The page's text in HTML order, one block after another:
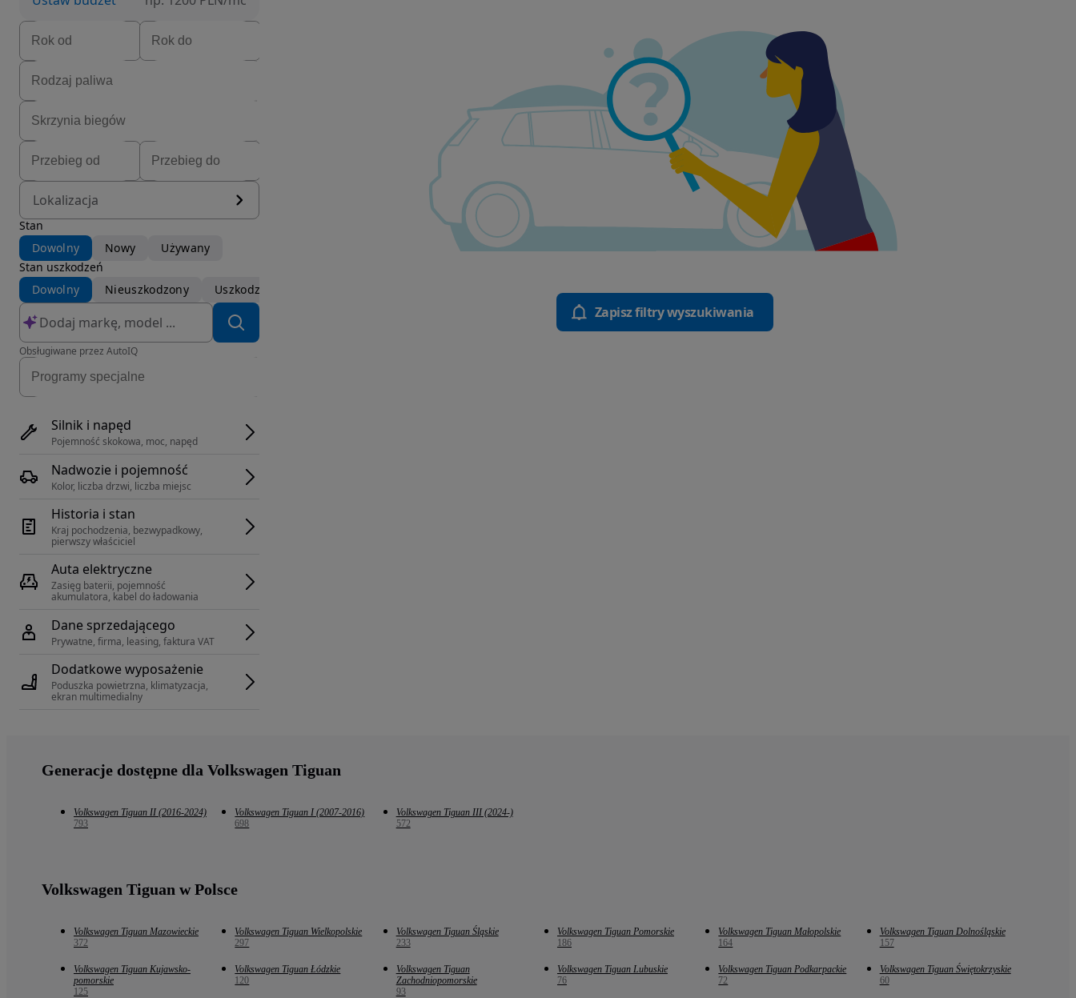
Lokalizacja
Stan
Dowolny
Nowy
Używany
Stan uszkodzeń
Dowolny
Nieuszkodzony Uszkodzony
Obsługiwane przez AutoIQ
Silnik i napęd
Pojemność skokowa, moc, napęd
Nadwozie i pojemność
Kolor, liczba drzwi, liczba miejsc
Historia i stan
Kraj pochodzenia, bezwypadkowy,
pierwszy właściciel
Auta elektryczne
Zasięg baterii, pojemność
akumulatora, kabel do ładowania
Dane sprzedającego
Prywatne, firma, leasing, faktura VAT
Dodatkowe wyposażenie
Poduszka powietrzna, klimatyzacja,
ekran multimedialny
Zapisz filtry wyszukiwania
Generacje dostępne dla Volkswagen Tiguan
Volkswagen Tiguan II (2016-2024)
793
Volkswagen Tiguan I (2007-2016)
698
Volkswagen Tiguan III (2024-)
572
Volkswagen Tiguan w Polsce
Volkswagen Tiguan Mazowieckie
372
Volkswagen Tiguan Wielkopolskie
297
Volkswagen Tiguan Śląskie
233
Volkswagen Tiguan Pomorskie
186
Volkswagen Tiguan Małopolskie
164
Volkswagen Tiguan Dolnośląskie
157
Volkswagen Tiguan Kujawsko-
pomorskie
125
Volkswagen Tiguan Łódzkie
120
Volkswagen Tiguan
Zachodniopomorskie
93
Volkswagen Tiguan Lubuskie
76
Volkswagen Tiguan Podkarpackie
72
Volkswagen Tiguan Świętokrzyskie
60